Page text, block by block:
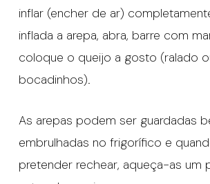
inflar (encher de ar)
inflada a arepa, abra, barre com
coloque o queijo a gosto (ralado
bocadinhos).
As arepas podem ser guardadas
embrulhadas no frigorífico e
pretender rechear, aqueça-as um